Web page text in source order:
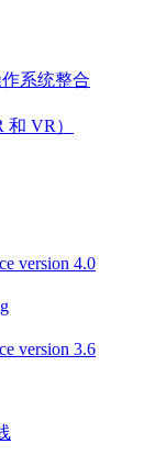
系统整合
VR）
version 4.0
version 3.6